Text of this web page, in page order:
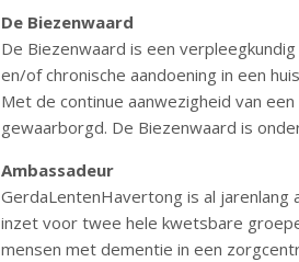
De Biezenwaard
De Biezenwaard is een
en/of chronische aandoening in een
Met de continue aanwezigheid van
gewaarborgd. De Biezenwaard is
Ambassadeur
GerdaLentenHavertong is al jarenlang
inzet voor twee hele kwetsbare
mensen met dementie in een